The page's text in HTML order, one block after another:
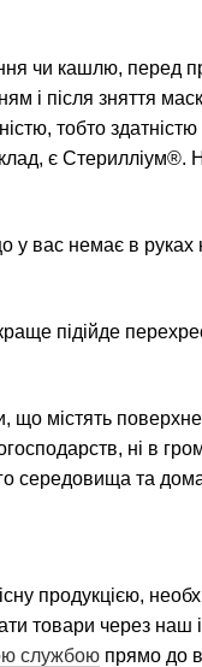
чи кашлю, перед
і після зняття
тобто здатністю
є Стерилліум®.
у вас немає в руках
підійде
що містять
ні в
середовища та
продукцією,
товари через наш
службою прямо до